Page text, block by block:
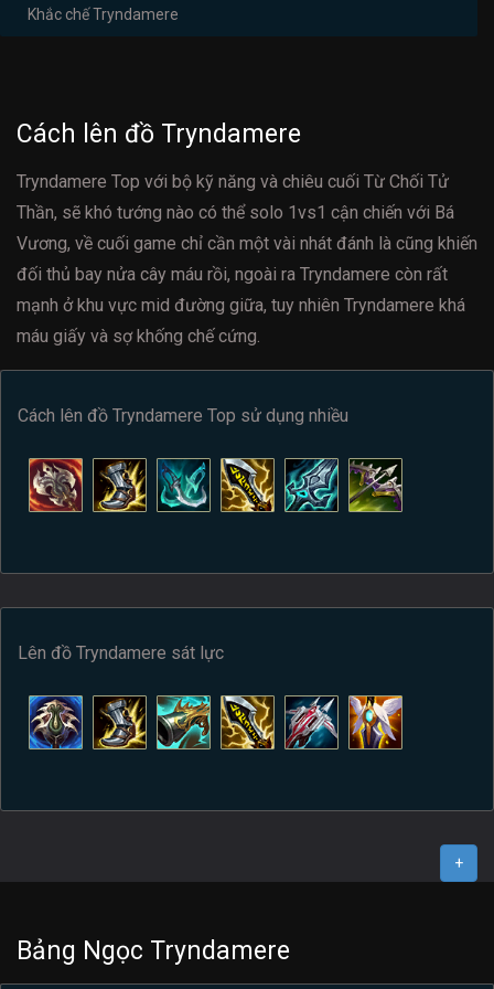
Khắc chế Tryndamere
Cách lên đồ Tryndamere
Tryndamere Top với bộ kỹ năng và chiêu cuối Từ Chối Tử
Thần, sẽ khó tướng nào có thể solo 1vs1 cận chiến với Bá
Vương, về cuối game chỉ cần một vài nhát đánh là cũng khiến
đối thủ bay nửa cây máu rồi, ngoài ra Tryndamere còn rất
mạnh ở khu vực mid đường giữa, tuy nhiên Tryndamere khá
máu giấy và sợ khống chế cứng.
Cách lên đồ Tryndamere Top sử dụng nhiều
Lên đồ Tryndamere sát lực
+
Bảng Ngọc Tryndamere